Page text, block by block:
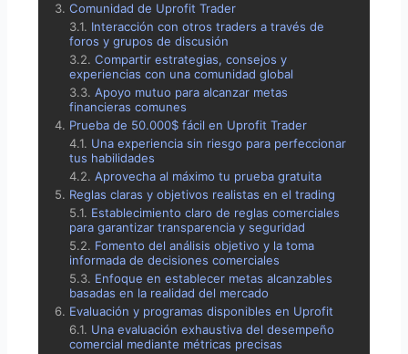
Comunidad de Uprofit Trader
Interacción con otros traders a través de
foros y grupos de discusión
Compartir estrategias, consejos y
experiencias con una comunidad global
Apoyo mutuo para alcanzar metas
financieras comunes
Prueba de 50.000$ fácil en Uprofit Trader
Una experiencia sin riesgo para perfeccionar
tus habilidades
Aprovecha al máximo tu prueba gratuita
Reglas claras y objetivos realistas en el trading
Establecimiento claro de reglas comerciales
para garantizar transparencia y seguridad
Fomento del análisis objetivo y la toma
informada de decisiones comerciales
Enfoque en establecer metas alcanzables
basadas en la realidad del mercado
Evaluación y programas disponibles en Uprofit
Una evaluación exhaustiva del desempeño
comercial mediante métricas precisas